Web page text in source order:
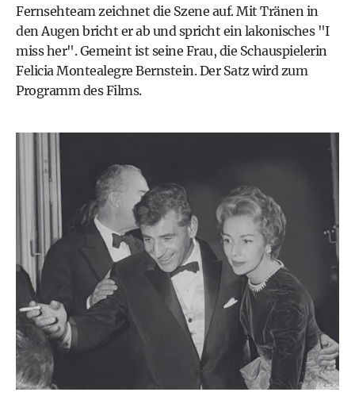
Fernsehteam zeichnet die Szene auf. Mit Tränen in
den Augen bricht er ab und spricht ein lakonisches "I
miss her". Gemeint ist seine Frau, die Schauspielerin
Felicia Montealegre Bernstein. Der Satz wird zum
Programm des Films.